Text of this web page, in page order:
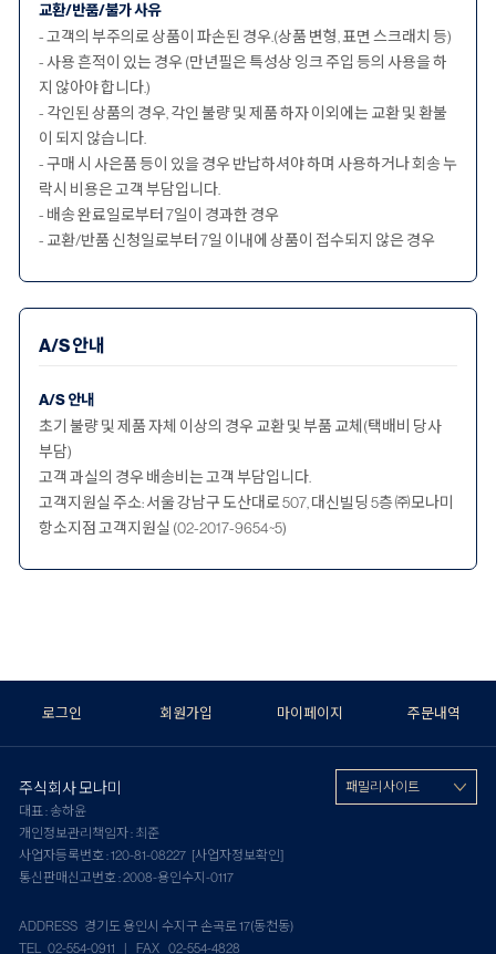
교환/반품/불가 사유
- 고객의 부주의로 상품이 파손된 경우.(상품 변형, 표면 스크래치 등)
- 사용 흔적이 있는 경우 (만년필은 특성상 잉크 주입 등의 사용을 하
지 않아야 합니다.)
- 각인된 상품의 경우, 각인 불량 및 제품 하자 이외에는 교환 및 환불
이 되지 않습니다.
- 구매 시 사은품 등이 있을 경우 반납하셔야 하며 사용하거나 회송 누
락시 비용은 고객 부담입니다.
- 배송 완료일로부터 7일이 경과한 경우
- 교환/반품 신청일로부터 7일 이내에 상품이 접수되지 않은 경우
A/S 안내
A/S 안내
초기 불량 및 제품 자체 이상의 경우 교환 및 부품 교체(택배비 당사
부담)
고객 과실의 경우 배송비는 고객 부담입니다.
고객지원실 주소: 서울 강남구 도산대로 507, 대신빌딩 5층 ㈜모나미
항소지점 고객지원실 (02-2017-9654~5)
로그인 회원가입 마이페이지 주문내역
주식회사 모나미
대표 : 송하윤
개인정보관리책임자 : 최준
사업자등록번호 : 120-81-08227 [사업자정보확인]
통신판매신고번호 : 2008-용인수지-0117
ADDRESS 경기도 용인시 수지구 손곡로 17(동천동)
TEL 02-554-0911 | FAX 02-554-4828
패밀리 사이트